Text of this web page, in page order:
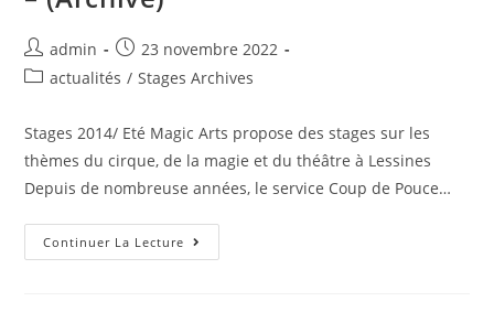
admin
23 novembre 2022
actualités / Stages Archives
Stages 2014/ Eté Magic Arts propose des stages sur les
thèmes du cirque, de la magie et du théâtre à Lessines
Depuis de nombreuse années, le service Coup de Pouce…
Continuer La Lecture